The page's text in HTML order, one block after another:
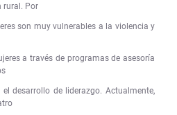
rural. Por
son muy vulnerables a la violencia y
a través de programas de asesoría
desarrollo de liderazgo. Actualmente,